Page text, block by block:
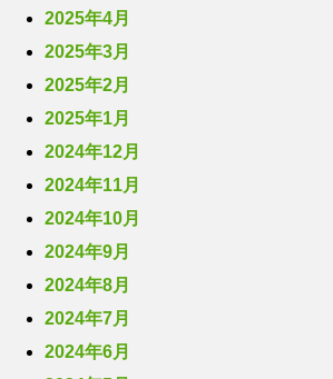
2025年4月
2025年3月
2025年2月
2025年1月
2024年12月
2024年11月
2024年10月
2024年9月
2024年8月
2024年7月
2024年6月